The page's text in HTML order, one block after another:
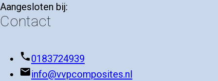
Aangesloten bij:
Contact
phone0183724939
mailinfo@vvpcomposites.nl